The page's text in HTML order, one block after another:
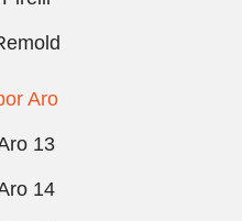
Aro
13
14